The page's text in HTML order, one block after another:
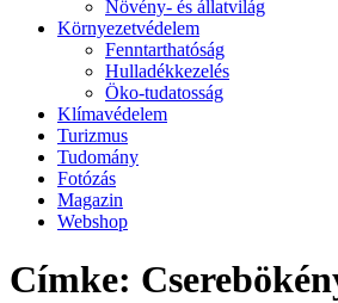
Növény- és állatvilág
Környezetvédelem
Fenntarthatóság
Hulladékkezelés
Öko-tudatosság
Klímavédelem
Turizmus
Tudomány
Fotózás
Magazin
Webshop
Címke: